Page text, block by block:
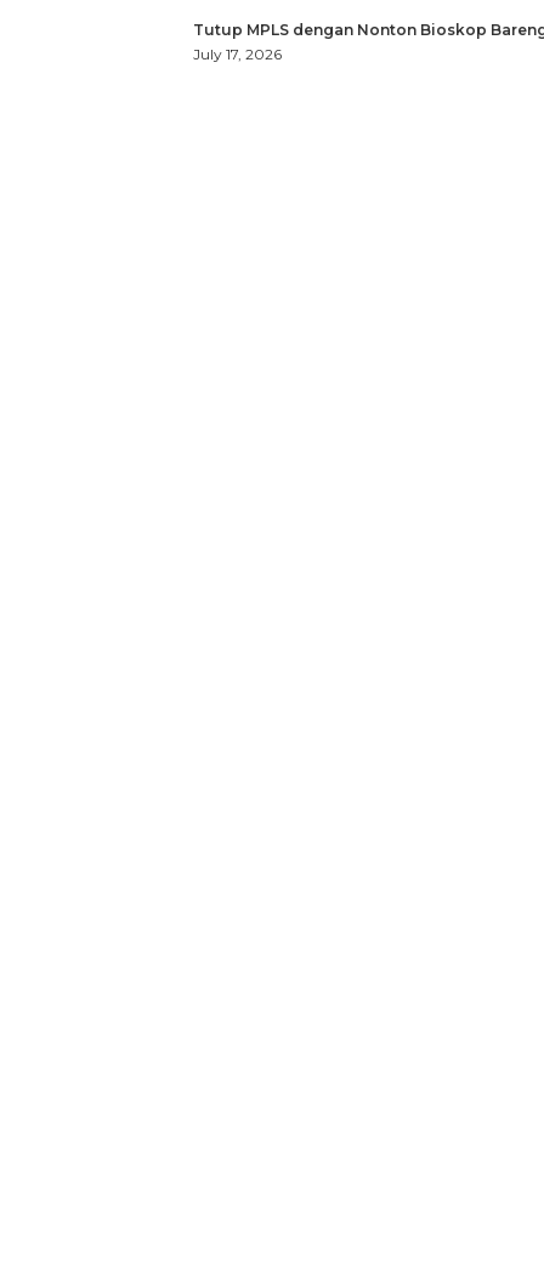
Tutup MPLS dengan Nonton Bioskop
July 17, 2026